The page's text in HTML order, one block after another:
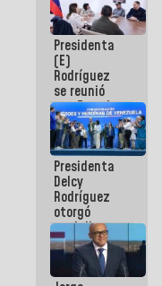
e inspección
en la Línea 2
Presidenta
(E)
Rodríguez
se reunió
con Estado
Mayor
Eléctrico
para
abordar
planes de
acción
Presidenta
Delcy
Rodríguez
otorgó
medalla
"Héroe de
Venezuela"
a servidores